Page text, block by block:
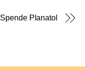
Spende Planatol